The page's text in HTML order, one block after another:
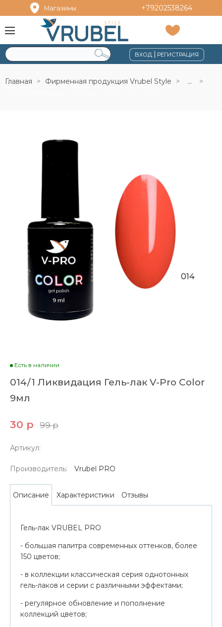
Магазины +79202538264
ВХОД |РЕГИСТРАЦИЯ
Главная Фирменная продукция Vrubel Style
...
Есть в наличии
014/1 Ликвидация Гель-лак V-Pro Color
9мл
30 р 99 р
Артикул:
Производитель: Vrubel PRO
Описание Характеристики Отзывы
Гель-лак VRUBEL PRO
- большая палитра современных оттенков, более
150 цветов;
- в коллекции классическая серия однотонных
гель-лаков и серии с различными эффектами;
- регулярное обновление и пополнение
коллекций цветов;